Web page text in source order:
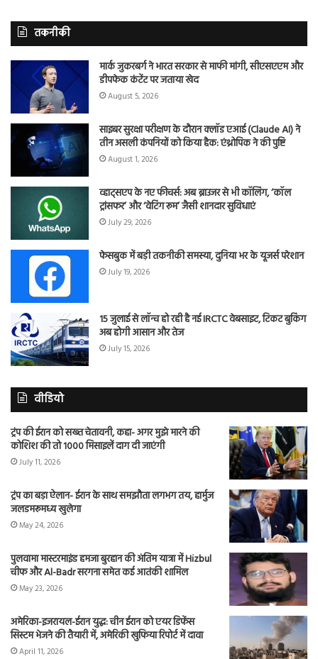
तकनीकी
मार्क जुकरबर्ग ने भारत सरकार से माफी मांगी, सीएसएएम और
डीपफेक कंटेंट पर जताया खेद
August 5, 2026
साइबर सुरक्षा परीक्षण के दौरान क्लॉड एआई (Claude AI) ने
तीन असली कंपनियों को किया हैक: एंथ्रोपिक ने की पुष्टि
August 1, 2026
व्हाट्सएप के नए फीचर्स: अब ब्राउजर से भी कॉलिंग, ‘कॉल
ट्रांसफर’ और ‘वेटिंग रूम’ जैसी शानदार सुविधाएं
July 29, 2026
फेसबुक में बड़ी तकनीकी समस्या, दुनिया भर के यूजर्स परेशान
July 19, 2026
15 जुलाई से लॉन्च हो रही है नई IRCTC वेबसाइट, टिकट बुकिंग
अब होगी आसान और तेज
July 15, 2026
वीडियो
ट्रंप की ईरान को सख्त चेतावनी, कहा- अगर मुझे मारने की
कोशिश की तो 1000 मिसाइलें दाग दी जाएंगी
July 11, 2026
ट्रंप का बड़ा ऐलान- ईरान के साथ समझौता लगभग तय, हार्मुज
जलडमरूमध्य खुलेगा
May 24, 2026
पुलवामा मास्टरमाइंड हमजा बुरहान की अंतिम यात्रा में Hizbul
चीफ और Al-Badr सरगना समेत कई आतंकी शामिल
May 23, 2026
अमेरिका-इजरायल-ईरान युद्ध: चीन ईरान को एयर डिफेंस
सिस्टम भेजने की तैयारी में, अमेरिकी खुफिया रिपोर्ट में दावा
April 11, 2026